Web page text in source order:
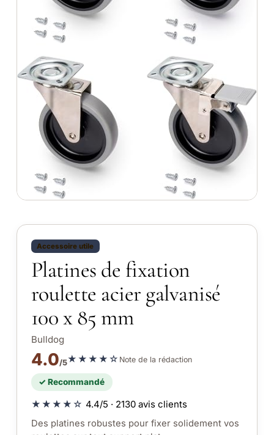
Accessoire utile
Platines de fixation
roulette acier galvanisé
100 x 85 mm
Bulldog
4.0/5★★★★☆ Note de la rédaction
✓ Recommandé
★★★★☆ 4.4/5 · 2130 avis clients
Des platines robustes pour fixer solidement vos